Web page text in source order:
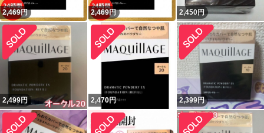
2,469円 2,469円 2,450円
2,499円 2,470円 2,399円